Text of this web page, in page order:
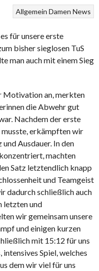
Allgemein Damen News
für unsere erste
bisher sieglosen TuS
man auch mit einem Sieg
Motivation an, merkten
die Abwehr gut
Nachdem der erste
erkämpften wir
Ausdauer. In den
machten
Satz letztendlich knapp
und Teamgeist
dadurch schließlich auch
letzten und
wir gemeinsam unsere
und einigen kurzen
mit 15:12 für uns
intensives Spiel, welches
dem wir viel für uns